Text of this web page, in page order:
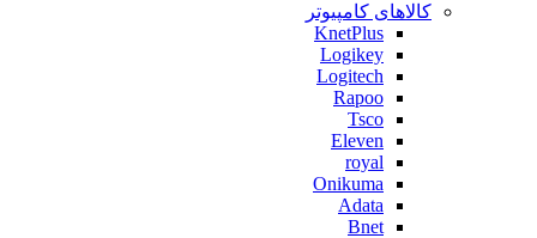
کالاهای کامپیوتر
KnetPlus
Logikey
Logitech
Rapoo
Tsco
Eleven
royal
Onikuma
Adata
Bnet